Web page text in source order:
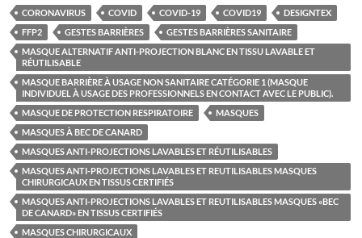
CORONAVIRUS COVID COVID-19 COVID19
DESIGNTEX
FFP2
GESTES BARRIÈRES
GESTES BARRIÈRES SANITAIRE
MASQUE ALTERNATIF ANTI-PROJECTION BLANC EN TISSU LAVABLE ET
RÉUTILISABLE
MASQUE BARRIÈRE À USAGE NON SANITAIRE CATÉGORIE 1 (MASQUE
INDIVIDUEL À USAGE DES PROFESSIONNELS EN CONTACT AVEC LE PUBLIC).
MASQUE DE PROTECTION RESPIRATOIRE
MASQUES
MASQUES À BEC DE CANARD
MASQUES ANTI-PROJECTIONS LAVABLES ET RÉUTILISABLES
MASQUES ANTI-PROJECTIONS LAVABLES ET REUTILISABLES MASQUES
CHIRURGICAUX EN TISSUS CERTIFIÉS
MASQUES ANTI-PROJECTIONS LAVABLES ET REUTILISABLES MASQUES «BEC
DE CANARD» EN TISSUS CERTIFIÉS
MASQUES CHIRURGICAUX